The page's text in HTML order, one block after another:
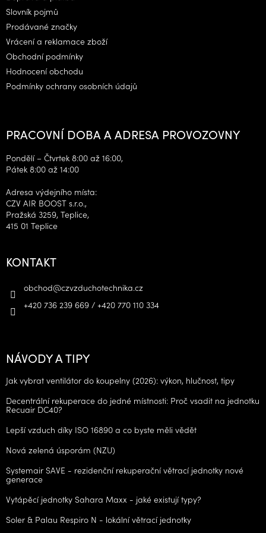
Slovník pojmů
Prodávané značky
Vrácení a reklamace zboží
Obchodní podmínky
Hodnocení obchodu
Podmínky ochrany osobních údajů
PRACOVNÍ DOBA A ADRESA PROVOZOVNY
Pondělí – Čtvrtek 8:00 až 16:00,
Pátek 8:00 až 14:00
Adresa výdejního místa:
CZV AIR BOOST s.r.o.,
Pražská 3259, Teplice,
415 01 Teplice
KONTAKT
obchod@czvzduchotechnika.cz
+420 736 239 669 / +420 770 110 334
NÁVODY A TIPY
Jak vybrat ventilátor do koupelny (2026): výkon, hlučnost, tipy
Decentrální rekuperace do jedné místnosti: Proč vsadit na jednotku
Recuair DC40?
Lepší vzduch díky ISO 16890 a co byste měli vědět
Nová zelená úsporám (NZU)
Systemair SAVE - rezidenční rekuperační větrací jednotky nové
generace
Vytápěcí jednotky Sahara Maxx - jaké existují typy?
Soler & Palau Respiro N - lokální větrací jednotky